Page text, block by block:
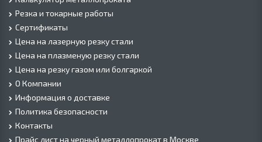
Резка и токарные работы
Сертификаты
Цена на лазерную резку стали
Цена на плазменую резку стали
Цена на резку газом или болгаркой
О Компании
Информация о доставке
Политика безопасности
Контакты
Прайс лист на черный металлопрокат в Москве